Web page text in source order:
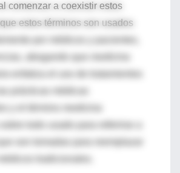
comenzar a coexistir estos
estos términos son usados
abogando que
prácticas médicas